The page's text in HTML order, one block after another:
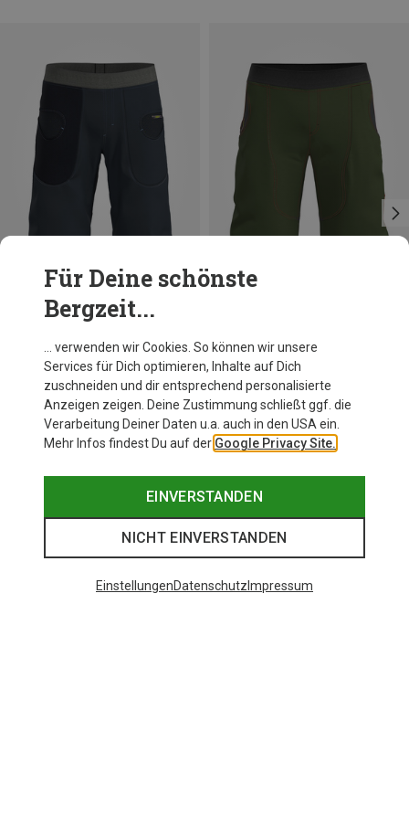
Du sparst 22%
Für Deine schönste
Bergzeit...
… verwenden wir Cookies. So können wir unsere
Services für Dich optimieren, Inhalte auf Dich
zuschneiden und dir entsprechend personalisierte
Anzeigen zeigen. Deine Zustimmung schließt ggf. die
Verarbeitung Deiner Daten u.a. auch in den USA ein.
Mehr Infos findest Du auf der Google Privacy Site.
EINVERSTANDEN
NICHT EINVERSTANDEN
EinstellungenDatenschutz Impressum